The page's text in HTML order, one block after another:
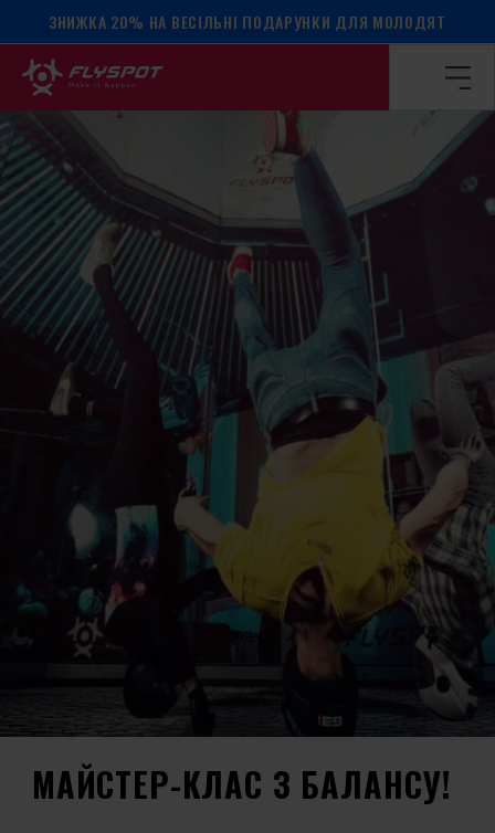
ЗНИЖКА 20% НА ВЕСІЛЬНІ ПОДАРУНКИ ДЛЯ МОЛОДЯТ
Головна сторінка / Календар подій / МАЙСТЕР-КЛАС З
МАЙСТЕР-КЛАС З БАЛАНСУ!